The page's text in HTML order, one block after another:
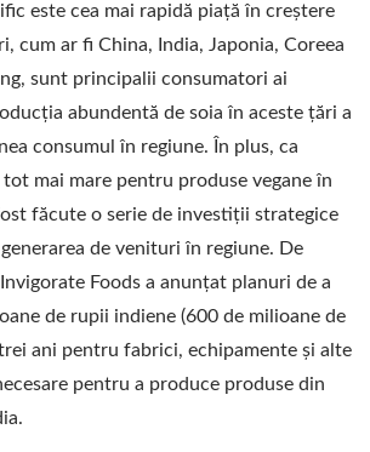
DE LAPTE
FABRICAREA
A
DE SOIA,
INDUSTRIALĂ
LAP, MAȘINĂ
DE TOFU,
PENTRU LAPTE
MAȘINĂ DE
este cea mai rapidă piață în creștere
cum ar fi China, India, Japonia, Coreea
sunt principalii consumatori ai
abundentă de soia în aceste țări a
consumul în regiune. În plus, ca
tot mai mare pentru produse vegane în
făcute o serie de investiții strategice
de venituri în regiune. De
Foods a anunțat planuri de a
de rupii indiene (600 de milioane de
ani pentru fabrici, echipamente și alte
pentru a produce produse din